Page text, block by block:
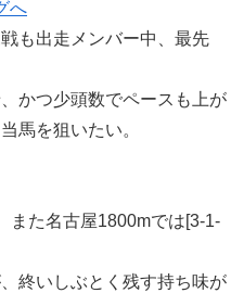
へ
も出走メンバー中、最先
かつ少頭数でペースも上が
馬を狙いたい。
た名古屋1800mでは[3-1-
終いしぶとく残す持ち味が